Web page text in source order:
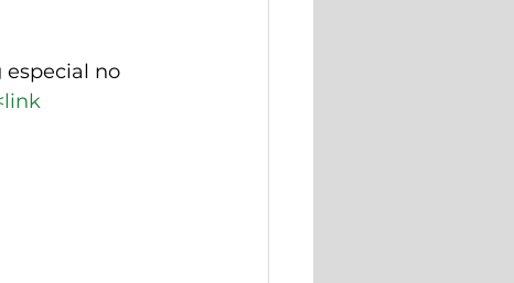
no